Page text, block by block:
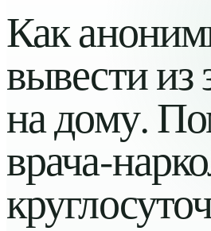
Как
вывести из
на дому.
врача-